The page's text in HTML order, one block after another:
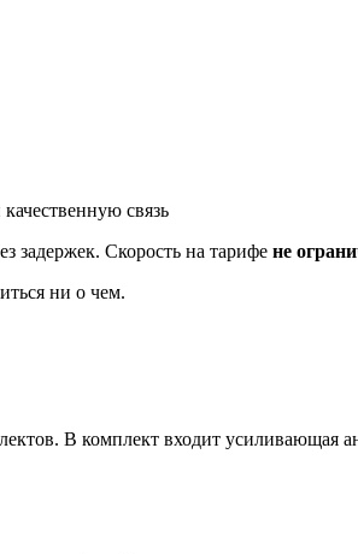
связь
задержек. Скорость на тарифе не
ни о чем.
В комплект входит усиливающая